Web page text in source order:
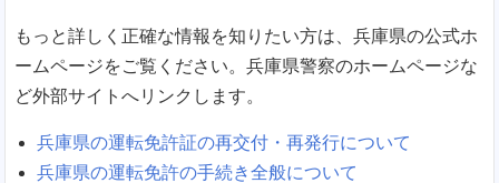
もっと詳しく正確な情報を知りたい方は、兵庫県の公式ホ
ームページをご覧ください。兵庫県警察のホームページな
ど外部サイトへリンクします。
兵庫県の運転免許証の再交付・再発行について
兵庫県の運転免許の手続き全般について